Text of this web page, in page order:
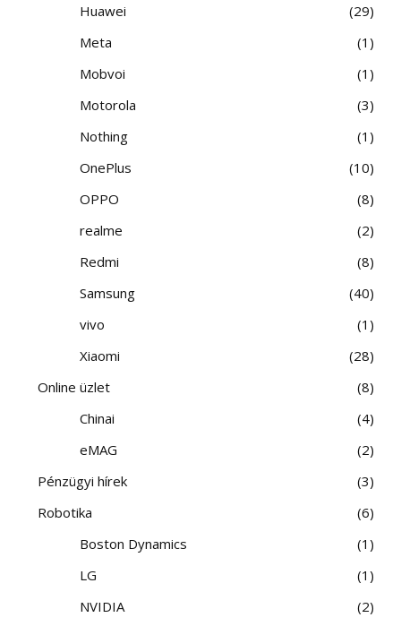
Huawei
29
Meta
1
Mobvoi
1
Motorola
3
Nothing
1
OnePlus
10
OPPO
8
realme
2
Redmi
8
Samsung
40
vivo
1
Xiaomi
28
Online üzlet
8
Chinai
4
eMAG
2
Pénzügyi hírek
3
Robotika
6
Boston Dynamics
1
LG
1
NVIDIA
2